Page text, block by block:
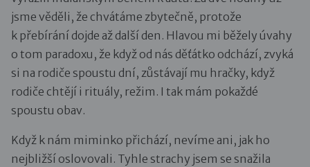
jsme věděli, že chvátáme zbytečně, protože
k přebírání dojde až další den. Hlavou mi běžely úvahy
o tom paradoxu, že když od nás děťátko odchází, zvyká
si na rodiče spoustu dní, zůstávají mu hračky, když
rodiče chtějí i rituály, režim. I tak mám pokaždé
spoustu obav.
Když k nám miminko přichází, nevíme ani, jak ho
nejbližší oslovovali. Tyhle strachy jsem se snažila